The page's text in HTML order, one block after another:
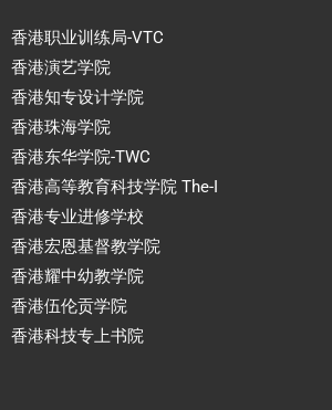
香港职业训练局-VTC
香港演艺学院
香港知专设计学院
香港珠海学院
香港东华学院-TWC
香港高等教育科技学院 The-I
香港专业进修学校
香港宏恩基督教学院
香港耀中幼教学院
香港伍伦贡学院
香港科技专上书院